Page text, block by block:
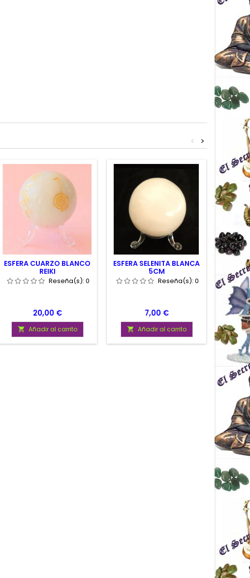
>
<
ESFERA CUARZO BLANCO
REIKI
Reseña(s): 0
Precio
20,00 €
 Añadir al carrito
ESFERA SELENITA BLANCA
5CM
Reseña(s): 0
Precio
7,00 €
 Añadir al carrito 